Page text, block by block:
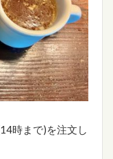
時まで)を注文し